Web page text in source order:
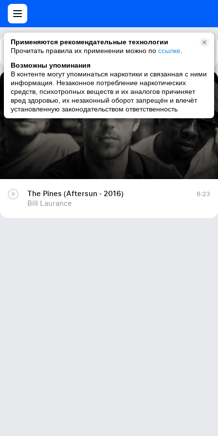
Применяются рекомендательные технологии
Прочитать правила их применении можно по ссылке
Возможны упоминания
В контенте могут упоминаться наркотики и связанная с ними
информация. Незаконное потребление наркотических
средств, психотропных веществ и их аналогов причиняет
вред здоровью, их незаконный оборот запрещён и влечёт
установленную законодательством ответственность
Каталог Рекомендации
The Pines (Aftersun - 2016)
Bill Laurance
The Pines (Aftersun - 2016)
Bill Laurance
6:23